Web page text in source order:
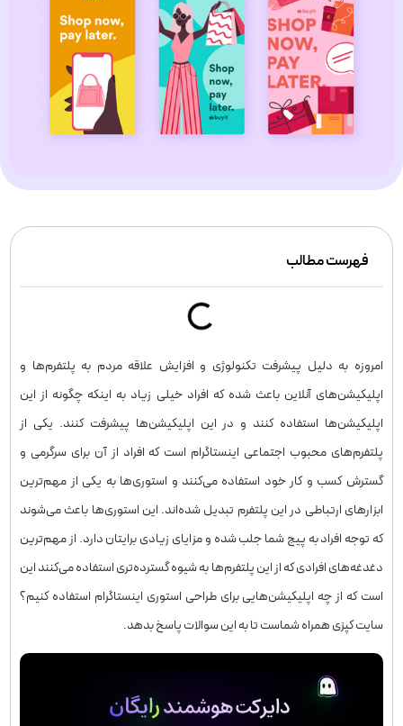
فهرست مطالب
امروزه به دلیل پیشرفت تکنولوژی و افزایش علاقه مردم به پلتفرم‌ها و
اپلیکیشن‌های آنلاین باعث شده که افراد خیلی زیاد به اینکه چگونه از این
اپلیکیشن‌ها استفاده کنند و در این اپلیکیشن‌ها پیشرفت کنند. یکی از
پلتفرم‌های محبوب اجتماعی اینستاگرام است که افراد از آن برای سرگرمی و
گسترش کسب و کار خود استفاده می‌کنند و استوری‌ها به یکی از مهم‌ترین
ابزارهای ارتباطی در این پلتفرم تبدیل شده‌اند. این استوری‌ها باعث می‌شوند
که توجه افراد به پیج شما جلب شده و مزایای زیادی برایتان دارد. از مهم‌ترین
دغدغه‌های افرادی که از این پلتفرم‌ها به شیوه گسترده‌تری استفاده می‌کنند این
است که از چه اپلیکیشن‌هایی برای طراحی استوری اینستاگرام استفاده کنیم؟
سایت کپزی همراه شماست تا به این سوالات پاسخ بدهد.